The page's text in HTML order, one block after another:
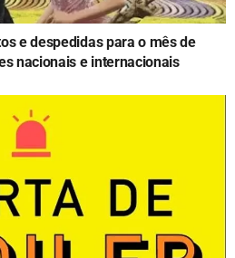
e despedidas para o mês de
nacionais e internacionais